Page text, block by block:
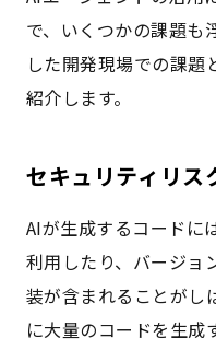
で、いくつかの課題も
した開発現場での課題
紹介します。
セキュリティリス
AIが生成するコードに
利用したり、バージョ
装が含まれることがし
に大量のコードを生成